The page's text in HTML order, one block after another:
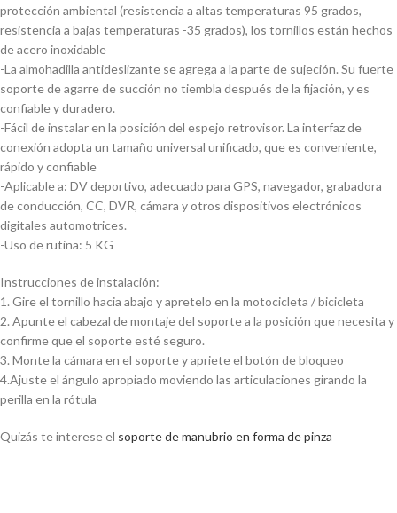
protección ambiental (resistencia a altas temperaturas 95 grados,
resistencia a bajas temperaturas -35 grados), los tornillos están hechos
de acero inoxidable
-La almohadilla antideslizante se agrega a la parte de sujeción. Su fuerte
soporte de agarre de succión no tiembla después de la fijación, y es
confiable y duradero.
-Fácil de instalar en la posición del espejo retrovisor. La interfaz de
conexión adopta un tamaño universal unificado, que es conveniente,
rápido y confiable
-Aplicable a: DV deportivo, adecuado para GPS, navegador, grabadora
de conducción, CC, DVR, cámara y otros dispositivos electrónicos
digitales automotrices.
-Uso de rutina: 5 KG
Instrucciones de instalación:
1. Gire el tornillo hacia abajo y apretelo en la motocicleta / bicicleta
2. Apunte el cabezal de montaje del soporte a la posición que necesita y
confirme que el soporte esté seguro.
3. Monte la cámara en el soporte y apriete el botón de bloqueo
4.Ajuste el ángulo apropiado moviendo las articulaciones girando la
perilla en la rótula
Quizás te interese el soporte de manubrio en forma de pinza